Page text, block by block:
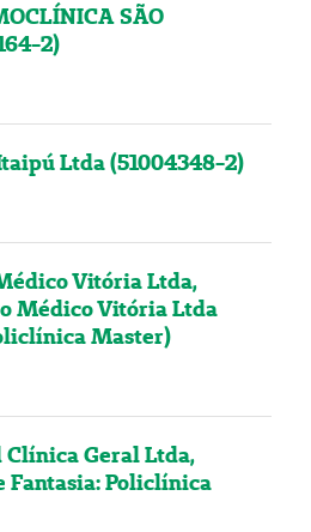
SÃO
2)
Ltda (51004348-2)
Vitória Ltda,
Médico Vitória Ltda
Master)
Geral Ltda,
Fantasia: Policlínica